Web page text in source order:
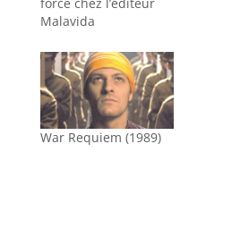
force chez l’éditeur
Malavida
War Requiem (1989)